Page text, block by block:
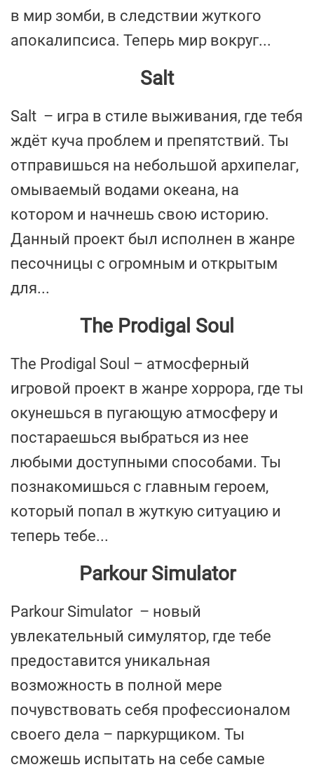
в мир зомби, в следствии жуткого
апокалипсиса. Теперь мир вокруг...
Salt
Salt – игра в стиле выживания, где тебя
ждёт куча проблем и препятствий. Ты
отправишься на небольшой архипелаг,
омываемый водами океана, на
котором и начнешь свою историю.
Данный проект был исполнен в жанре
песочницы с огромным и открытым
для...
The Prodigal Soul
The Prodigal Soul – атмосферный
игровой проект в жанре хоррора, где ты
окунешься в пугающую атмосферу и
постараешься выбраться из нее
любыми доступными способами. Ты
познакомишься с главным героем,
который попал в жуткую ситуацию и
теперь тебе...
Parkour Simulator
Parkour Simulator – новый
увлекательный симулятор, где тебе
предоставится уникальная
возможность в полной мере
почувствовать себя профессионалом
своего дела – паркурщиком. Ты
сможешь испытать на себе самые